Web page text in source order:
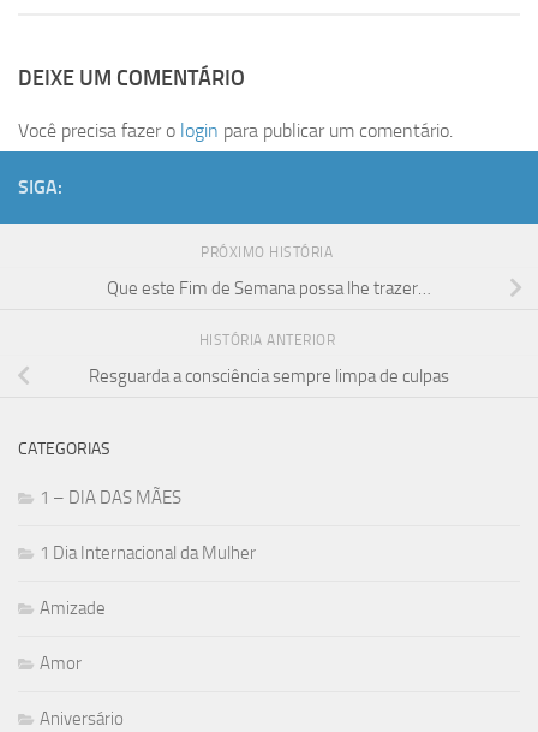
DEIXE UM COMENTÁRIO
Você precisa fazer o login para publicar um comentário.
SIGA:
PRÓXIMO HISTÓRIA
Que este Fim de Semana possa lhe trazer…
HISTÓRIA ANTERIOR
Resguarda a consciência sempre limpa de culpas
CATEGORIAS
1 – DIA DAS MÃES
1 Dia Internacional da Mulher
Amizade
Amor
Aniversário